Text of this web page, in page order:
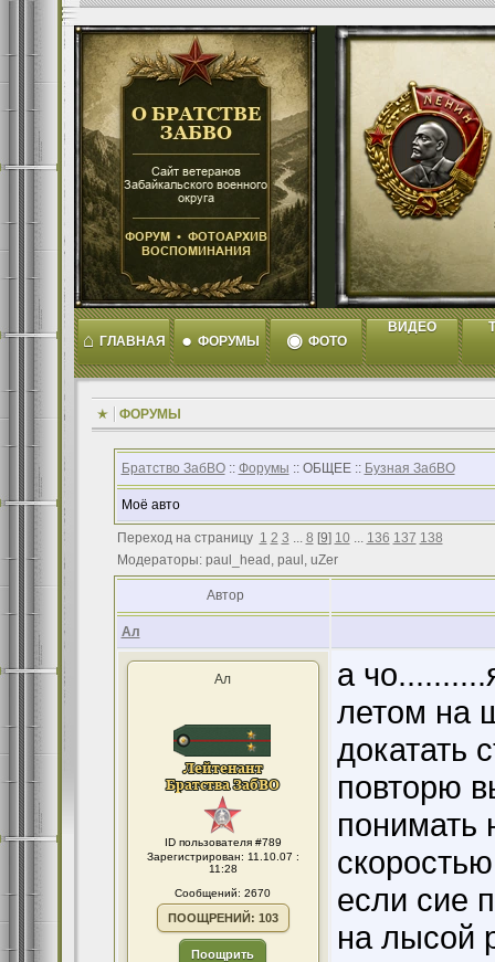
⌂ ГЛАВНАЯ ● ФОРУМЫ ◉ ФОТО
ВИДЕО
ФОРУМЫ
Братство ЗабВО:: Форумы :: ОБЩЕЕ :: Бузная ЗабВО
Моё авто
Переход на страницу 1 2 3 ... 8 [9] 10 ... 136 137 138
Модераторы: paul_head, paul, uZer
Автор
Ал
Ал
ID пользователя #789
Зарегистрирован: 11.10.07 :
11:28
Сообщений: 2670
ПООЩРЕНИЙ: 103
Поощрить
а
летом на
докатать
повторю
понимать
если сие
на лысой